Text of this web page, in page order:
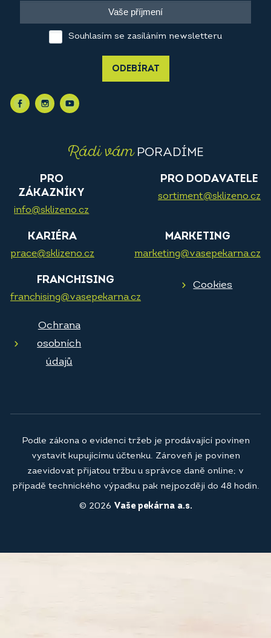
Souhlasím se zasíláním newsletteru
ODEBÍRAT
Rádi vámPORADÍME
PRO
ZÁKAZNÍKY
info@sklizeno.cz
PRO DODAVATELE
sortiment@sklizeno.cz
KARIÉRA
prace@sklizeno.cz
MARKETING
marketing@vasepekarna.cz
FRANCHISING
franchising@vasepekarna.cz
Cookies
Ochrana
osobních
údajů
© 2026 Vaše pekárna a.s.
Podle zákona o evidenci tržeb je prodávající povinen
vystavit kupujícímu účtenku. Zároveň je povinen
zaevidovat přijatou tržbu u správce daně online; v
případě technického výpadku pak nejpozději do 48 hodin.